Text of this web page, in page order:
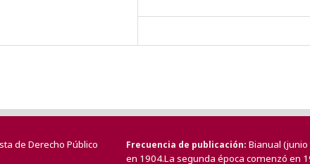
de Derecho Público Frecuencia de publicación Bianual
en 1904.La segunda época comenzó en